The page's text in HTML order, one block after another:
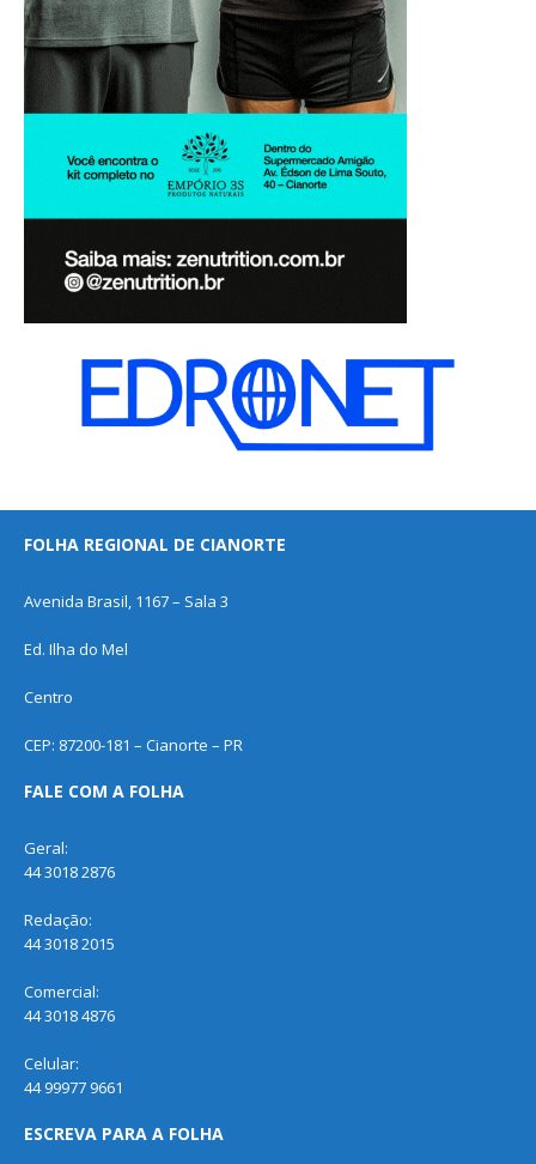
FOLHA REGIONAL DE CIANORTE
Avenida Brasil, 1167 – Sala 3
Ed. Ilha do Mel
Centro
CEP: 87200-181 – Cianorte – PR
FALE COM A FOLHA
Geral:
44 3018 2876
Redação:
44 3018 2015
Comercial:
44 3018 4876
Celular:
44 99977 9661
ESCREVA PARA A FOLHA